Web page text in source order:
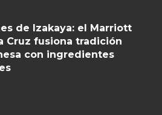
de Izakaya: el Marriott
Cruz fusiona tradición
con ingredientes